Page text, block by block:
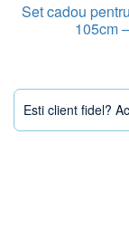
Set cadou
105cm
Esti client fidel?